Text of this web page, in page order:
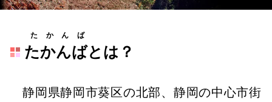
たかんば
たかんば
とは？
静岡県静岡市葵区の北部、静岡の中心市街